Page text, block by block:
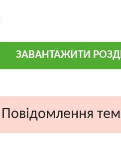
ЗАВАНТАЖИТИ
Повідомлення